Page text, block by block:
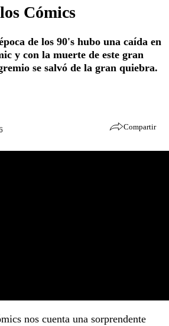
Cómics
de los 90's hubo una caída en
y con la muerte de este gran
se salvó de la gran quiebra.
Compartir
nos cuenta una sorprendente